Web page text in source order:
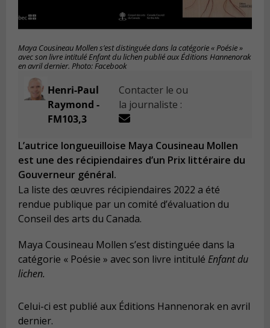
Maya Cousineau Mollen s’est distinguée dans la catégorie « Poésie »
avec son livre intitulé Enfant du lichen publié aux Éditions Hannenorak
en avril dernier. Photo: Facebook
Henri-Paul
Raymond -
FM103,3
Contacter le ou
la journaliste :
L’autrice longueuilloise Maya Cousineau Mollen
est une des récipiendaires d’un Prix littéraire du
Gouverneur général.
La liste des œuvres récipiendaires 2022 a été
rendue publique par un comité d’évaluation du
Conseil des arts du Canada.
Maya Cousineau Mollen s’est distinguée dans la
catégorie « Poésie » avec son livre intitulé Enfant du
lichen.
Celui-ci est publié aux Éditions Hannenorak en avril
dernier.